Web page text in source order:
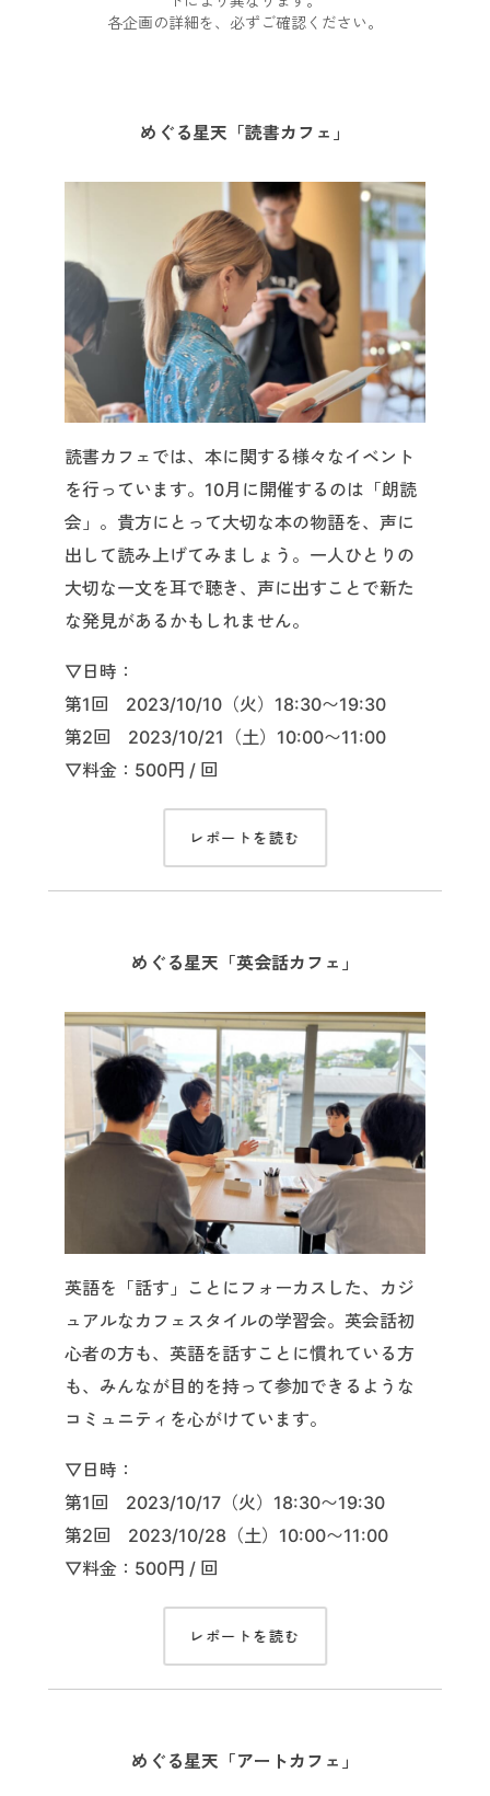
各企画の詳細を、必ずご確認ください。
めぐる星天「読書カフェ」
読書カフェでは、本に関する様々なイベント
を行っています。10月に開催するのは「朗読
会」。貴方にとって大切な本の物語を、声に
出して読み上げてみましょう。一人ひとりの
大切な一文を耳で聴き、声に出すことで新た
な発見があるかもしれません。
▽日時：
第1回 2023/10/10（火）18:30〜19:30
第2回 2023/10/21（土）10:00〜11:00
▽料金：500円 / 回
レポートを読む
めぐる星天「英会話カフェ」
英語を「話す」ことにフォーカスした、カジ
ュアルなカフェスタイルの学習会。英会話初
心者の方も、英語を話すことに慣れている方
も、みんなが目的を持って参加できるような
コミュニティを心がけています。
▽日時：
第1回 2023/10/17（火）18:30〜19:30
第2回 2023/10/28（土）10:00〜11:00
▽料金：500円 / 回
レポートを読む
めぐる星天「アートカフェ」